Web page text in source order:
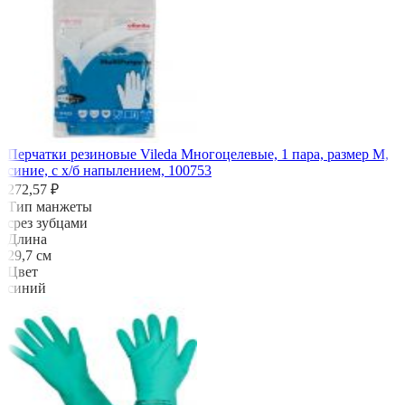
Перчатки резиновые Vileda Многоцелевые, 1 пара, размер M,
синие, с х/б напылением, 100753
272,57 ₽
Тип манжеты
срез зубцами
Длина
29,7 см
Цвет
синий